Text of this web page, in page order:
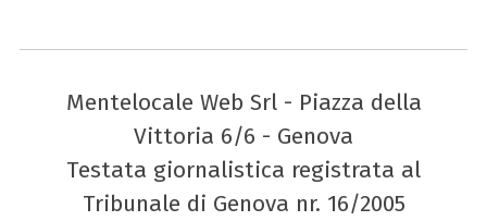
Mentelocale Web Srl - Piazza della
Vittoria 6/6 - Genova
Testata giornalistica registrata al
Tribunale di Genova nr. 16/2005